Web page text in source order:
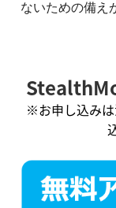
ないための備え
※お申し込みは